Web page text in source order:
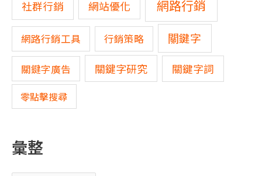
社群行銷 網站優化 網路行銷
網路行銷工具 行銷策略 關鍵字
關鍵字廣告 關鍵字研究 關鍵字詞
零點擊搜尋
彙整